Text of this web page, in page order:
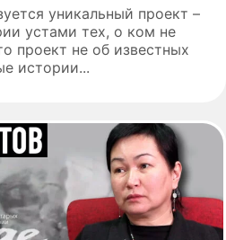
уникальный проект –
устами тех, о ком не
проект не об известных
истории...